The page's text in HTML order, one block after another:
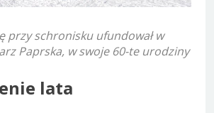
przy schronisku ufundował w
Paprska, w swoje 60-te urodziny
lata